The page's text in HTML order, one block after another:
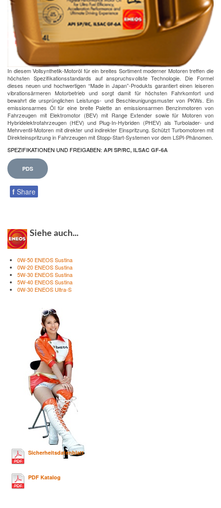
In diesem Vollsynthetik-Motoröl für ein breites Sortiment moderner Motoren treffen die
höchsten Spezifikationsstandards auf anspruchsvollste Technologie. Die Formel
dieses neuen und hochwertigen “Made in Japan”-Produkts garantiert einen leiseren
vibrationsärmeren Motorbetrieb und sorgt damit für höchsten Fahrkomfort und
bewahrt die ursprünglichen Leistungs- und Beschleunigungsmuster von PKWs. Ein
emissionsarmes Öl für eine breite Palette an emissionsarmen Benzinmotoren von
Fahrzeugen mit Elektromotor (BEV) mit Range Extender sowie für Motoren von
Hybridelektrofahrzeugen (HEV) und Plug-In-Hybriden (PHEV) als Turbolader- und
Mehrventil-Motoren mit direkter und indirekter Einspritzung. Schützt Turbomotoren mit
Direkteinspritzung in Fahrzeugen mit Stopp-Start-Systemen vor dem LSPI-Phänomen.
SPEZIFIKATIONEN UND FREIGABEN: API SP/RC, ILSAC GF-6A
PDS
f Share
Siehe auch...
0W-50 ENEOS Sustina
0W-20 ENEOS Sustina
5W-30 ENEOS Sustina
5W-40 ENEOS Sustina
0W-30 ENEOS Ultra-S
Sicherheitsdatenblatt
PDF Katalog